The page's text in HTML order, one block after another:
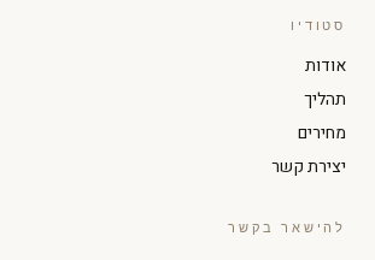
סטודיו
אודות
תהליך
מחירים
יצירת קשר
להישאר בקשר